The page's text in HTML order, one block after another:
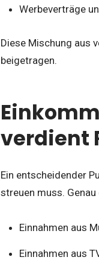
Werbeverträge
Diese Mischung aus
beigetragen.
verdient
Ein entscheidender
streuen muss.
Einnahmen aus
Einnahmen aus